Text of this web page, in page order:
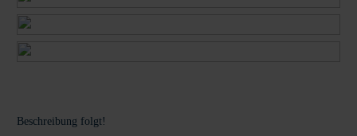
Beschreibung folgt!